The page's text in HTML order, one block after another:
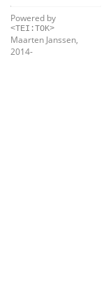
Powered by
<TEI:TOK>
Maarten Janssen,
2014-